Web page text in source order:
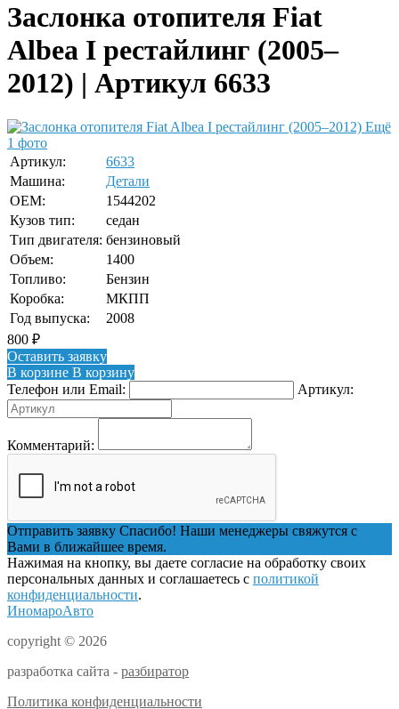
Заслонка отопителя Fiat
Albea I рестайлинг (2005–
2012) | Артикул 6633
Ещё
1 фото
Артикул:
6633
Машина:
Детали
OEM:
1544202
Кузов тип:
седан
Тип двигателя: бензиновый
Объем:
1400
Топливо:
Бензин
Коробка:
МКПП
Год выпуска:
2008
800 ₽
Оставить заявку
В корзине В корзину
Телефон или Email:
Артикул:
Комментарий:
Отправить заявку Спасибо! Наши менеджеры свяжутся с
Вами в ближайшее время.
Нажимая на кнопку, вы даете согласие на обработку своих
персональных данных и соглашаетесь с политикой
конфиденциальности.
ИномароАвто
copyright © 2026
разработка сайта - разбиратор
Политика конфиденциальности